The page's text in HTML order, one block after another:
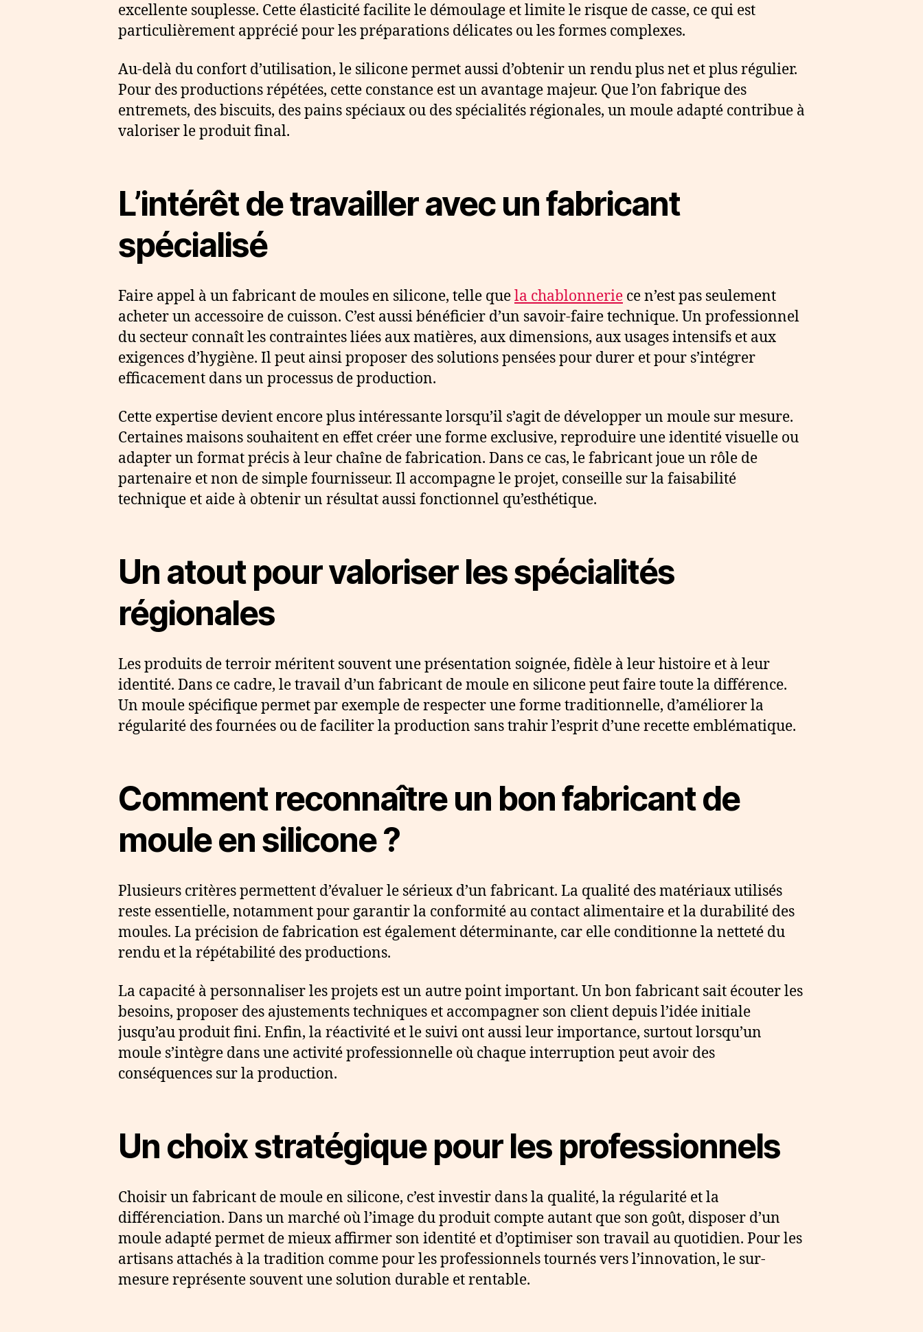
excellente souplesse. Cette élasticité facilite le démoulage et limite le risque de casse, ce qui est
particulièrement apprécié pour les préparations délicates ou les formes complexes.
Au-delà du confort d’utilisation, le silicone permet aussi d’obtenir un rendu plus net et plus régulier.
Pour des productions répétées, cette constance est un avantage majeur. Que l’on fabrique des
entremets, des biscuits, des pains spéciaux ou des spécialités régionales, un moule adapté contribue à
valoriser le produit final.
L’intérêt de travailler avec un fabricant
spécialisé
Faire appel à un fabricant de moules en silicone, telle quela chablonnerie ce n’est pas seulement
acheter un accessoire de cuisson. C’est aussi bénéficier d’un savoir-faire technique. Un professionnel
du secteur connaît les contraintes liées aux matières, aux dimensions, aux usages intensifs et aux
exigences d’hygiène. Il peut ainsi proposer des solutions pensées pour durer et pour s’intégrer
efficacement dans un processus de production.
Cette expertise devient encore plus intéressante lorsqu’il s’agit de développer un moule sur mesure.
Certaines maisons souhaitent en effet créer une forme exclusive, reproduire une identité visuelle ou
adapter un format précis à leur chaîne de fabrication. Dans ce cas, le fabricant joue un rôle de
partenaire et non de simple fournisseur. Il accompagne le projet, conseille sur la faisabilité
technique et aide à obtenir un résultat aussi fonctionnel qu’esthétique.
Un atout pour valoriser les spécialités
régionales
Les produits de terroir méritent souvent une présentation soignée, fidèle à leur histoire et à leur
identité. Dans ce cadre, le travail d’un fabricant de moule en silicone peut faire toute la différence.
Un moule spécifique permet par exemple de respecter une forme traditionnelle, d’améliorer la
régularité des fournées ou de faciliter la production sans trahir l’esprit d’une recette emblématique.
Comment reconnaître un bon fabricant de
moule en silicone ?
Plusieurs critères permettent d’évaluer le sérieux d’un fabricant. La qualité des matériaux utilisés
reste essentielle, notamment pour garantir la conformité au contact alimentaire et la durabilité des
moules. La précision de fabrication est également déterminante, car elle conditionne la netteté du
rendu et la répétabilité des productions.
La capacité à personnaliser les projets est un autre point important. Un bon fabricant sait écouter les
besoins, proposer des ajustements techniques et accompagner son client depuis l’idée initiale
jusqu’au produit fini. Enfin, la réactivité et le suivi ont aussi leur importance, surtout lorsqu’un
moule s’intègre dans une activité professionnelle où chaque interruption peut avoir des
conséquences sur la production.
Un choix stratégique pour les professionnels
Choisir un fabricant de moule en silicone, c’est investir dans la qualité, la régularité et la
différenciation. Dans un marché où l’image du produit compte autant que son goût, disposer d’un
moule adapté permet de mieux affirmer son identité et d’optimiser son travail au quotidien. Pour les
artisans attachés à la tradition comme pour les professionnels tournés vers l’innovation, le sur-
mesure représente souvent une solution durable et rentable.